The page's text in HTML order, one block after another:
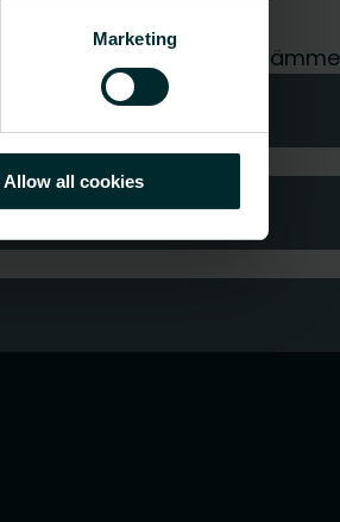
Marketing
Allow all cookies
pyyntösi